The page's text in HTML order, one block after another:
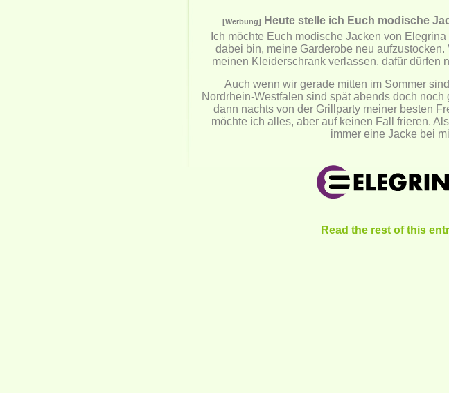
[Werbung]
Heute stelle ich Euch modische
Ich möchte Euch modische Jacken von
dabei bin, meine Garderobe neu
meinen Kleiderschrank verlassen, dafür dürfen
Auch wenn wir gerade mitten im Sommer
Nordrhein-Westfalen sind spät abends doch noch
dann nachts von der Grillparty meiner besten
möchte ich alles, aber auf keinen Fall frieren.
immer eine Jacke bei
Read the rest of this